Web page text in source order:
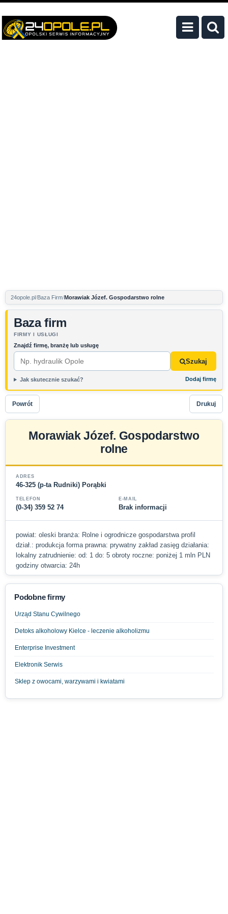
24opole.pl Baza Firm Morawiak Józef. Gospodarstwo rolne
Baza firm
FIRMY I USŁUGI
Znajdź firmę, branżę lub usługę
Szukaj
Jak skutecznie szukać? Dodaj firmę
Powrót Drukuj
Morawiak Józef. Gospodarstwo
rolne
ADRES
46-325 (p-ta Rudniki) Porąbki
TELEFON
(0-34) 359 52 74
E-MAIL
Brak informacji
powiat: oleski branża: Rolne i ogrodnicze gospodarstwa profil
dział.: produkcja forma prawna: prywatny zakład zasięg działania:
lokalny zatrudnienie: od: 1 do: 5 obroty roczne: poniżej 1 mln PLN
godziny otwarcia: 24h
Podobne firmy
Urząd Stanu Cywilnego
Detoks alkoholowy Kielce - leczenie alkoholizmu
Enterprise Investment
Elektronik Serwis
Sklep z owocami, warzywami i kwiatami